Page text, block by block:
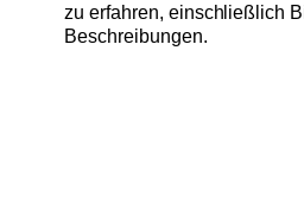
zu erfahren, einschließlich
Beschreibungen.